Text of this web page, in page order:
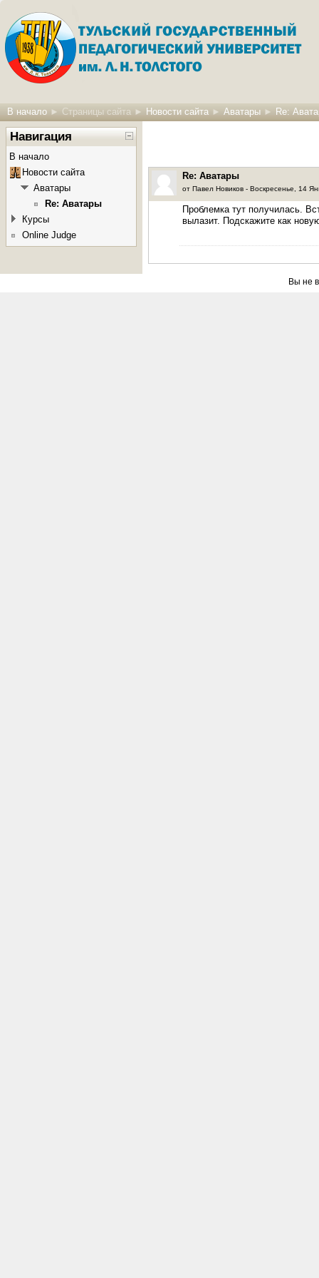
В начало ► Страницы сайта ► Новости сайта ► Аватары ► Re:
Re: Аватары
от Павел Новиков - Воскресенье, 14
Проблемка тут получилась.
вылазит. Подскажите как
Навигация
В начало
Новости сайта
Аватары
Re: Аватары
Курсы
Online Judge
Вы не